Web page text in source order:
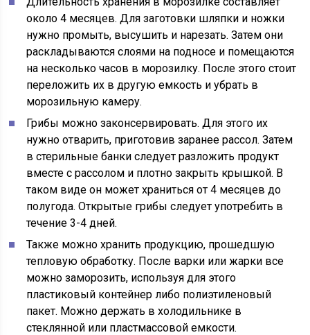
около 4 месяцев. Для заготовки шляпки и ножки
нужно промыть, высушить и нарезать. Затем они
раскладываются слоями на подносе и помещаются
на несколько часов в морозилку. После этого стоит
переложить их в другую емкость и убрать в
морозильную камеру.
Грибы можно законсервировать. Для этого их
нужно отварить, приготовив заранее рассол. Затем
в стерильные банки следует разложить продукт
вместе с рассолом и плотно закрыть крышкой. В
таком виде он может храниться от 4 месяцев до
полугода. Открытые грибы следует употребить в
течение 3-4 дней.
Также можно хранить продукцию, прошедшую
тепловую обработку. После варки или жарки все
можно заморозить, используя для этого
пластиковый контейнер либо полиэтиленовый
пакет. Можно держать в холодильнике в
стеклянной или пластмассовой емкости.